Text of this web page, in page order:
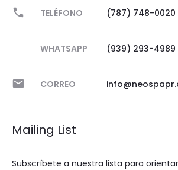
TELÉFONO (787) 748-0020
WHATSAPP (939) 293-4989
CORREO
Mailing List
Subscríbete a nuestra lista para